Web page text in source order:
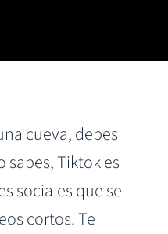
cueva, debes
sabes, Tiktok es
sociales que se
cortos. Te